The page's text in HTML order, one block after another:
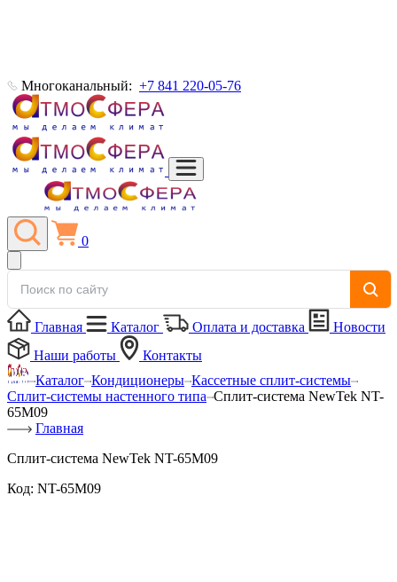
Многоканальный: +7 841 220-05-76
0
Главная Каталог Оплата и доставка
Новости
Наши работы
Контакты
Каталог Кондиционеры Кассетные сплит-системы
Сплит-системы настенного типа Сплит-система NewTek NT-
65M09
Главная
Сплит-система NewTek NT-65M09
Код: NT-65M09